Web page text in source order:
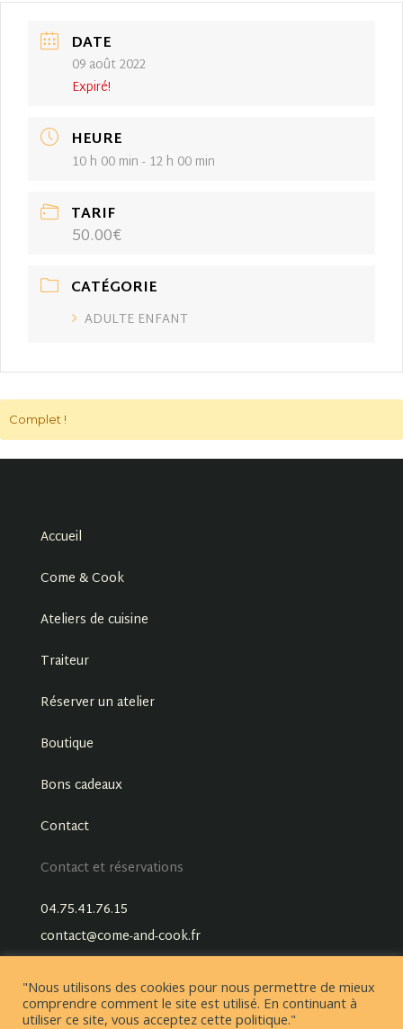
DATE
09 août 2022
Expiré!
HEURE
10 h 00 min - 12 h 00 min
TARIF
50.00€
CATÉGORIE
ADULTE ENFANT
Complet !
Accueil
Come & Cook
Ateliers de cuisine
Traiteur
Réserver un atelier
Boutique
Bons cadeaux
Contact
Contact et réservations
04.75.41.76.15
contact@come-and-cook.fr
"Nous utilisons des cookies pour nous permettre de mieux
comprendre comment le site est utilisé. En continuant à
utiliser ce site, vous acceptez cette politique."